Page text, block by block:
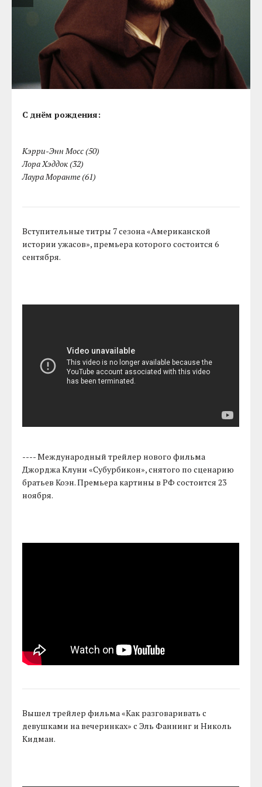
С днём рождения:
Кэрри-Энн Мосс (50)
Лора Хэддок (32)
Лаура Моранте (61)
Вступительные титры 7 сезона «Американской
истории ужасов», премьера которого состоится 6
сентября.
---- Международный трейлер нового фильма
Джорджа Клуни «Субурбикон», снятого по сценарию
братьев Коэн. Премьера картины в РФ состоится 23
ноября.
Вышел трейлер фильма «Как разговаривать с
девушками на вечеринках» с Эль Фаннинг и Николь
Кидман.